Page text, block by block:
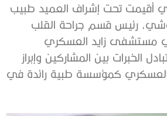
أقيمت تحت إشراف العميد طبيب
رئيس قسم جراحة القلب
مستشفى زايد العسكري
الخبرات بين المشاركين وإبراز
كمؤسسة طبية رائدة في